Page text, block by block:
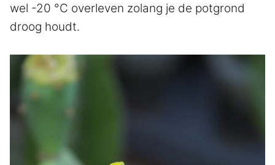
wel -20 °C overleven zolang je de potgrond
droog houdt.